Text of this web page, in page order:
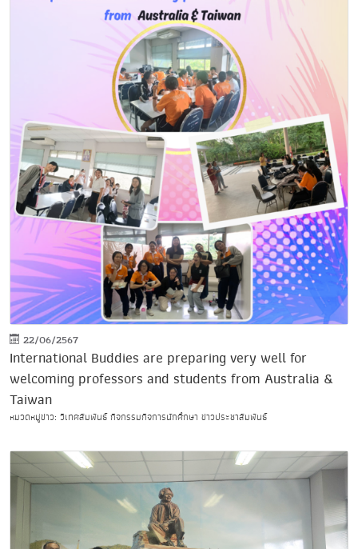
22/06/2567
International Buddies are preparing very well for
welcoming professors and students from Australia &
Taiwan
หมวดหมู่ข่าว: วิเทศสัมพันธ์ กิจกรรมกิจการนักศึกษา ข่าวประชาสัมพันธ์